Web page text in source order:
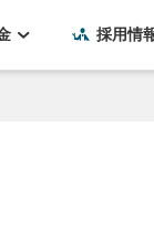
採用情